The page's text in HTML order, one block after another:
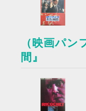
（映画パ
間』